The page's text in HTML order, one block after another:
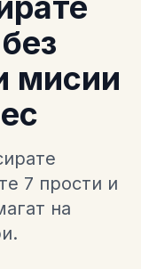
мисии
7 прости и
на